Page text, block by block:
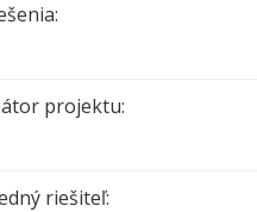
projektu:
riešiteľ: